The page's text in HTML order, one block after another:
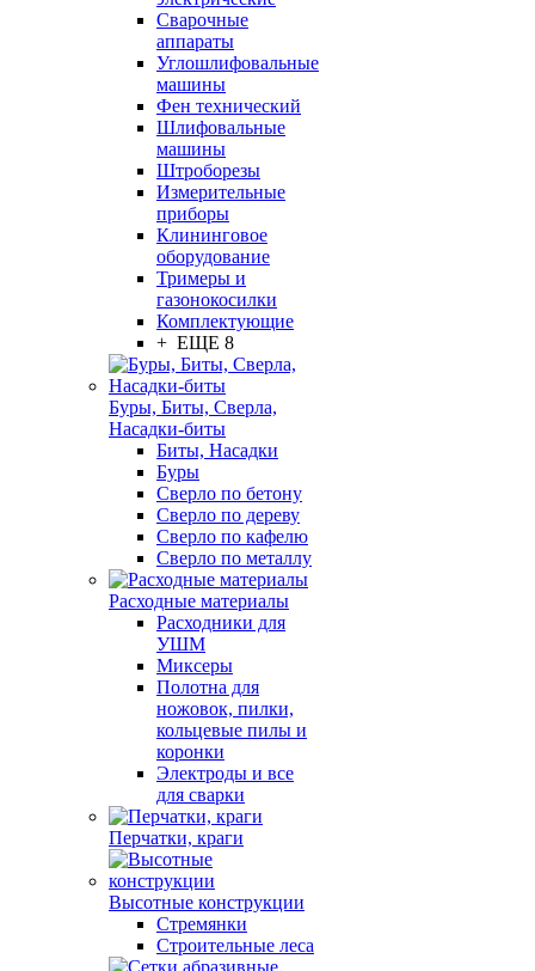
Сварочные
аппараты
Углошлифовальные
машины
Фен технический
Шлифовальные
машины
Штроборезы
Измерительные
приборы
Клининговое
оборудование
Тримеры и
газонокосилки
Комплектующие
+ ЕЩЕ 8
Буры, Биты, Сверла,
Насадки-биты
Биты, Насадки
Буры
Сверло по бетону
Сверло по дереву
Сверло по кафелю
Сверло по металлу
Расходные материалы
Расходники для
УШМ
Миксеры
Полотна для
ножовок, пилки,
кольцевые пилы и
коронки
Электроды и все
для сварки
Перчатки, краги
Высотные конструкции
Стремянки
Строительные леса